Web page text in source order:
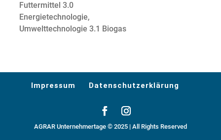
Futtermittel 3.0
Energietechnologie,
Umwelttechnologie 3.1 Biogas
Impressum Datenschutzerklärung
AGRAR Unternehmertage © 2025 | All Rights Reserved